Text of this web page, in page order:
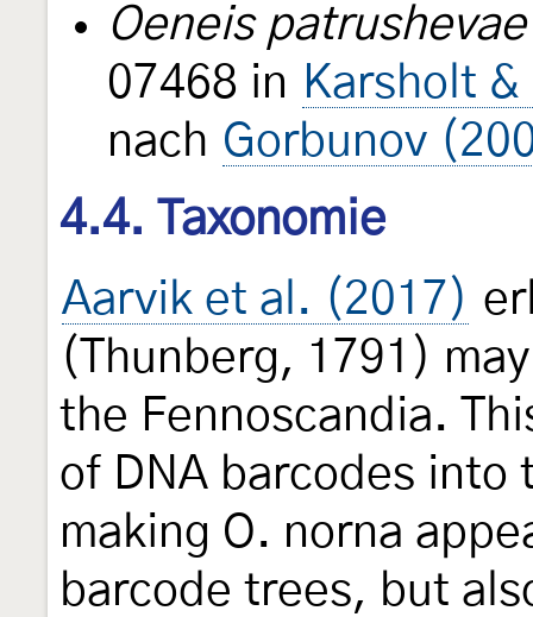
Oeneis patrushevae
07468 in Karsholt
nach Gorbunov
4.4. Taxonomie
Aarvik et al. (2017)
(Thunberg, 1791)
the Fennoscandia.
of DNA barcodes
making O. norna
barcode trees, but